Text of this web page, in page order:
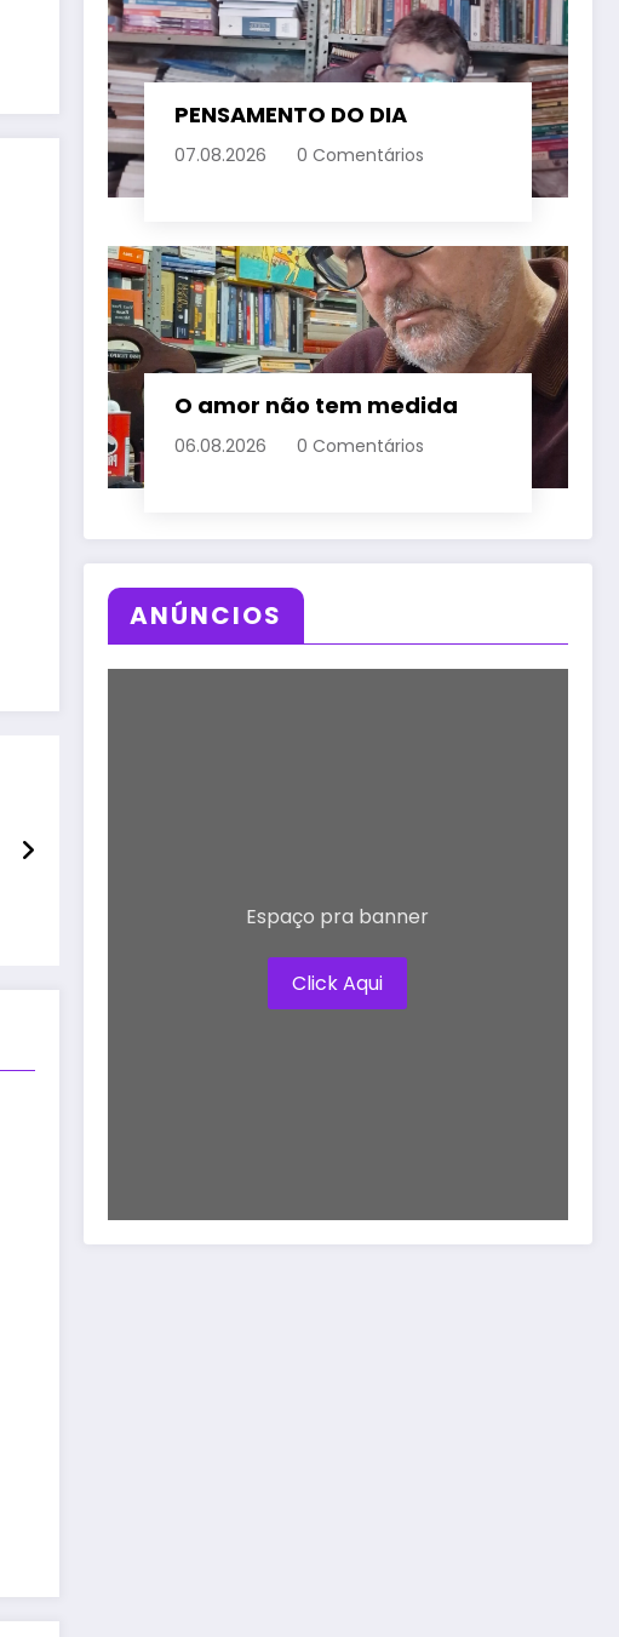
PENSAMENTO DO DIA
07.08.2026 0 Comentários
O amor não tem medida
06.08.2026 0 Comentários
ANÚNCIOS
Espaço pra banner
Click Aqui